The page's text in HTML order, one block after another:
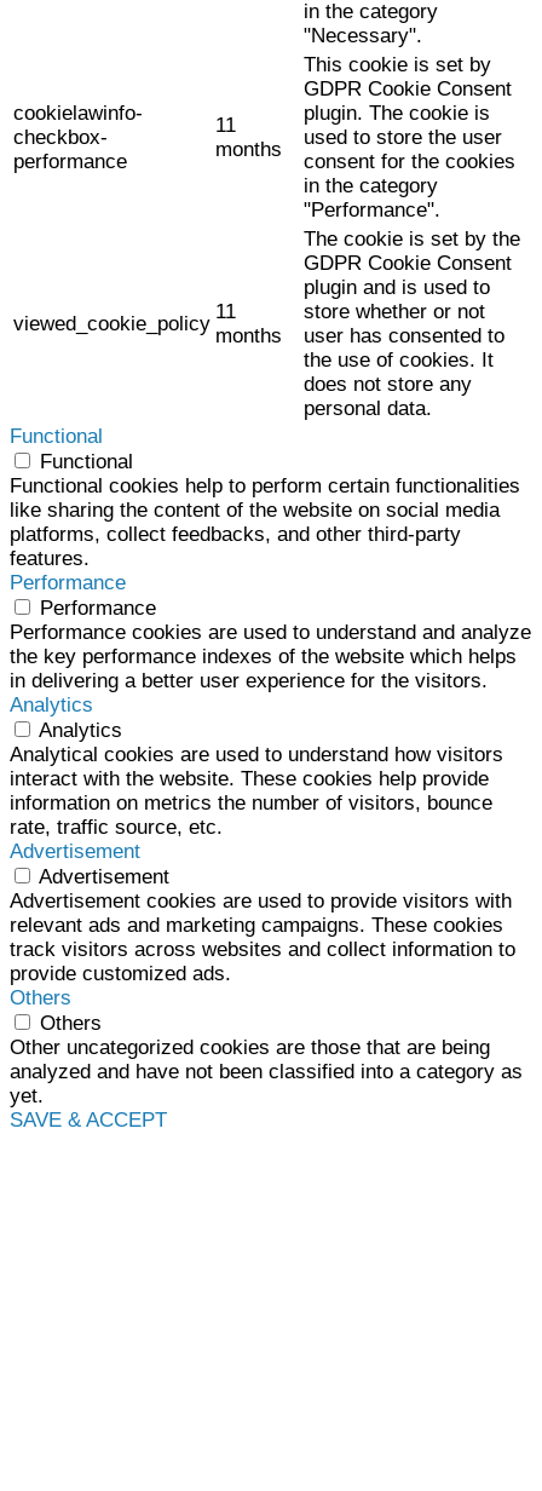
in the category
"Necessary".
cookielawinfo-
checkbox-
performance
11
months
This cookie is set by
GDPR Cookie Consent
plugin. The cookie is
used to store the user
consent for the cookies
in the category
"Performance".
viewed_cookie_policy
11
months
The cookie is set by the
GDPR Cookie Consent
plugin and is used to
store whether or not
user has consented to
the use of cookies. It
does not store any
personal data.
Functional
Functional
Functional cookies help to perform certain functionalities
like sharing the content of the website on social media
platforms, collect feedbacks, and other third-party
features.
Performance
Performance
Performance cookies are used to understand and analyze
the key performance indexes of the website which helps
in delivering a better user experience for the visitors.
Analytics
Analytics
Analytical cookies are used to understand how visitors
interact with the website. These cookies help provide
information on metrics the number of visitors, bounce
rate, traffic source, etc.
Advertisement
Advertisement
Advertisement cookies are used to provide visitors with
relevant ads and marketing campaigns. These cookies
track visitors across websites and collect information to
provide customized ads.
Others
Others
Other uncategorized cookies are those that are being
analyzed and have not been classified into a category as
yet.
SAVE & ACCEPT